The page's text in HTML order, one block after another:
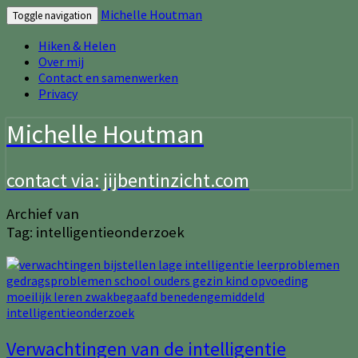
Toggle navigation
Michelle Houtman
Hiken & Helen
Over mij
Contact en samenwerken
Privacy
Michelle Houtman
contact via: jijbentinzicht.com
Archief van
Tag: intelligentieonderzoek
Verwachtingen
Verwachtingen van de intelligentie